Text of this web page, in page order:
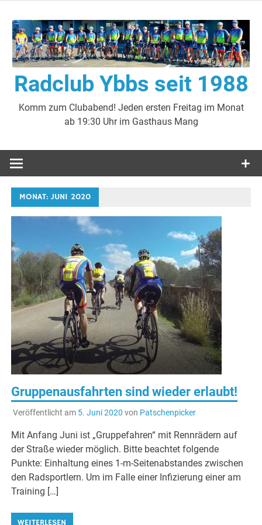
Inhalt
springen
Radclub Ybbs seit 1988
Komm zum Clubabend! Jeden ersten Freitag im Monat
ab 19:30 Uhr im Gasthaus Mang
MONAT:JUNI 2020
Gruppenausfahrten sind wieder erlaubt!
Veröffentlicht am 5. Juni 2020 von Patschenpicker
Mit Anfang Juni ist „Gruppefahren“ mit Rennrädern auf
der Straße wieder möglich. Bitte beachtet folgende
Punkte: Einhaltung eines 1-m-Seitenabstandes zwischen
den Radsportlern. Um im Falle einer Infizierung einer am
Training […]
WEITERLESEN